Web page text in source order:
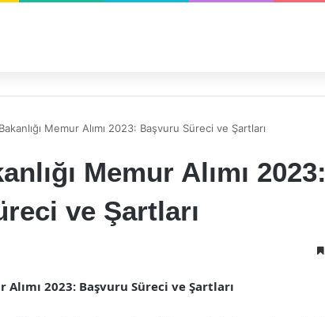
Memur Alımı 2023: Başvuru Süreci ve Şartları
Memur Alımı 2023:
ve Şartları
Alımı 2023: Başvuru Süreci ve Şartları